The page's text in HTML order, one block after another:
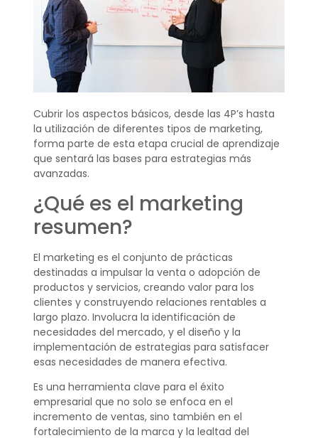
Cubrir los aspectos básicos, desde las 4P’s hasta
la utilización de diferentes tipos de marketing,
forma parte de esta etapa crucial de aprendizaje
que sentará las bases para estrategias más
avanzadas.
¿Qué es el marketing
resumen?
El marketing es el conjunto de prácticas
destinadas a impulsar la venta o adopción de
productos y servicios, creando valor para los
clientes y construyendo relaciones rentables a
largo plazo. Involucra la identificación de
necesidades del mercado, y el diseño y la
implementación de estrategias para satisfacer
esas necesidades de manera efectiva.
Es una herramienta clave para el éxito
empresarial que no solo se enfoca en el
incremento de ventas, sino también en el
fortalecimiento de la marca y la lealtad del